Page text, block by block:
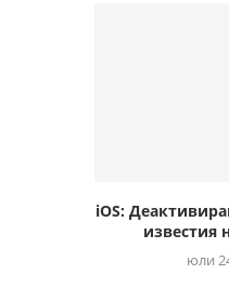
iOS:
известия
юли